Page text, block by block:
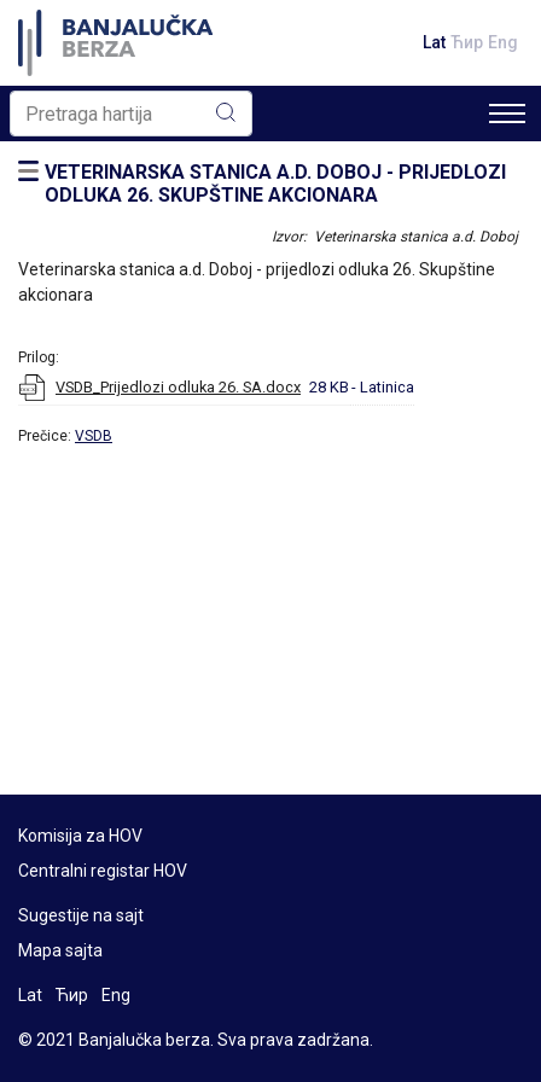
Lat Ћир Eng
VETERINARSKA STANICA A.D. DOBOJ - PRIJEDLOZI
ODLUKA 26. SKUPŠTINE AKCIONARA
Izvor: Veterinarska stanica a.d. Doboj
Veterinarska stanica a.d. Doboj - prijedlozi odluka 26. Skupštine
akcionara
Prilog:
VSDB_Prijedlozi odluka 26. SA.docx 28 KB - Latinica
Prečice: VSDB
Komisija za HOV
Centralni registar HOV
Sugestije na sajt
Mapa sajta
Lat Ћир Eng
© 2021 Banjalučka berza. Sva prava zadržana.